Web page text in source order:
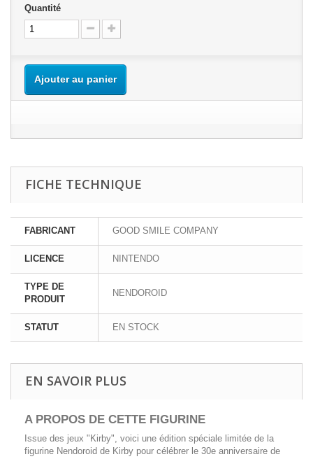
Quantité
Ajouter au panier
FICHE TECHNIQUE
FABRICANT GOOD SMILE COMPANY
LICENCE NINTENDO
TYPE DE
PRODUIT
NENDOROID
STATUT EN STOCK
EN SAVOIR PLUS
A PROPOS DE CETTE FIGURINE
Issue des jeux "Kirby", voici une édition spéciale limitée de la
figurine Nendoroid de Kirby pour célébrer le 30e anniversaire de